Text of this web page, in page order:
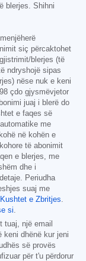
blerjes. Shihni
siç përcaktohet
blerjes (të
ndryshojë sipas
nëse nuk e keni
çdo gjysmëvjetor
juaj i blerë do
e faqes së
me
në kohën e
të abonimit
e blerjes, me
dhe i
Periudha
suaj me
Kushtet e Zbritjes.
si.
tuaj, një email
keni dhënë kur jeni
së provës
për t'u përdorur